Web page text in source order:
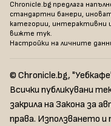
Chronicle.bg предлага
стандартни банери,
категории, интерактивни
вижте тук.
Настройки на личните
© Chronicle.bg,
Всички публикувани
закрила на Закона за
права. Използването и